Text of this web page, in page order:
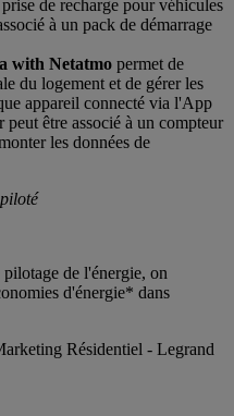
de recharge pour véhicules
à un pack de démarrage
with Netatmo permet de
du logement et de gérer les
appareil connecté via l'App
être associé à un compteur
les données de
de l'énergie, on
d'énergie* dans
Résidentiel - Legrand